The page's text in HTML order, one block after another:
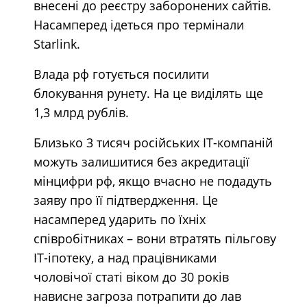
внесені до реєстру заборонених сайтів.
Насамперед ідеться про термінали
Starlink.
Влада рф готується посилити
блокування рунету. На це виділять ще
1,3 млрд рублів.
Близько 3 тисяч російських ІТ-компаній
можуть залишитися без акредитації
мінцифри рф, якщо вчасно не подадуть
заяву про її підтвердження. Це
насамперед ударить по їхніх
співробітниках – вони втратять пільгову
ІТ-іпотеку, а над працівниками
чоловічої статі віком до 30 років
нависне загроза потрапити до лав